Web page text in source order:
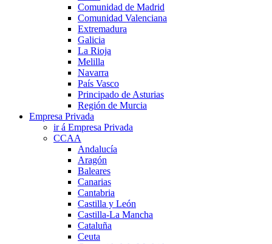
Comunidad de Madrid
Comunidad Valenciana
Extremadura
Galicia
La Rioja
Melilla
Navarra
País Vasco
Principado de Asturias
Región de Murcia
Empresa Privada
ir á Empresa Privada
CCAA
Andalucía
Aragón
Baleares
Canarias
Cantabria
Castilla y León
Castilla-La Mancha
Cataluña
Ceuta